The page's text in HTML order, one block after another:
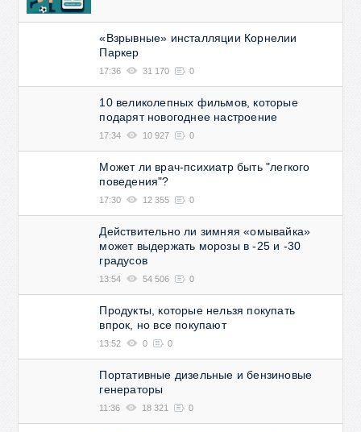
«Взрывные» инсталляции Корнелии
Паркер
17:36 31 170 0
10 великолепных фильмов, которые
подарят новогоднее настроение
17:34 10 927 0
Может ли врач-психиатр быть "легкого
поведения"?
17:30 12 355 0
Действительно ли зимняя «омывайка»
может выдержать морозы в -25 и -30
градусов
13:54 54 506 0
Продукты, которые нельзя покупать
впрок, но все покупают
13:52 0 0
Портативные дизельные и бензиновые
генераторы
11:36 18 321 0